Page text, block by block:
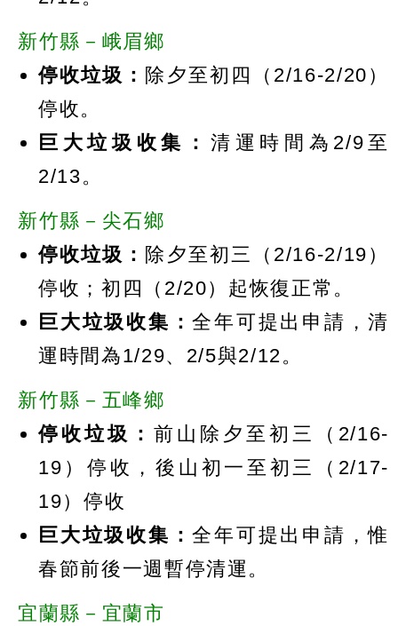
新竹縣－峨眉鄉
停收垃圾： 除夕至初四（2/16-2/20）
停收。
巨大垃圾收集： 清運時間為2/9至
2/13。
新竹縣－尖石鄉
停收垃圾： 除夕至初三（2/16-2/19）
停收；初四（2/20）起恢復正常。
巨大垃圾收集：全年可提出申請，清
運時間為1/29、2/5與2/12。
新竹縣－五峰鄉
停收垃圾： 前山除夕至初三（2/16-
19）停收，後山初一至初三（2/17-
19）停收
巨大垃圾收集：全年可提出申請，惟
春節前後一週暫停清運。
宜蘭縣－宜蘭市